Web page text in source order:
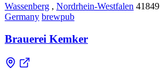
Wassenberg , Nordrhein-Westfalen 41849
Germany brewpub
Brauerei Kemker